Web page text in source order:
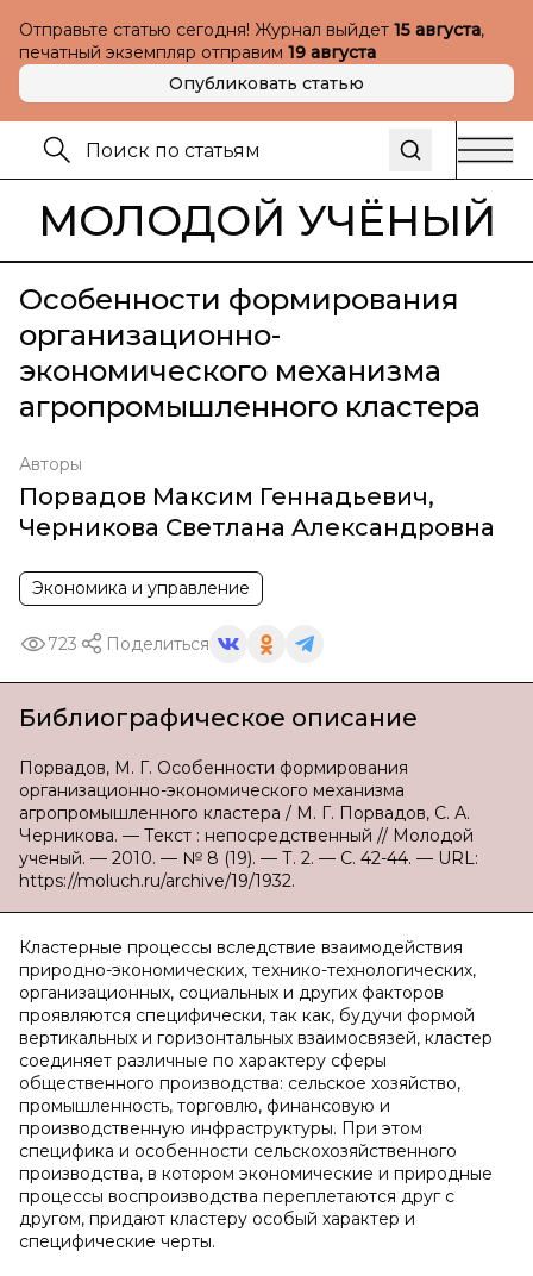
Отправьте статью сегодня! Журнал выйдет 15 августа,
печатный экземпляр отправим 19 августа
Опубликовать статью
МОЛОДОЙ УЧЁНЫЙ
Особенности формирования
организационно-
экономического механизма
агропромышленного кластера
Авторы
Порвадов Максим Геннадьевич,
Черникова Светлана Александровна
Экономика и управление
723 Поделиться
Библиографическое описание
Порвадов, М. Г. Особенности формирования
организационно-экономического механизма
агропромышленного кластера / М. Г. Порвадов, С. А.
Черникова. — Текст : непосредственный // Молодой
ученый. — 2010. — № 8 (19). — Т. 2. — С. 42-44. — URL:
https://moluch.ru/archive/19/1932.
Кластерные процессы вследствие взаимодействия
природно-экономических, технико-технологических,
организационных, социальных и других факторов
проявляются специфически, так как, будучи формой
вертикальных и горизонтальных взаимосвязей, кластер
соединяет различные по характеру сферы
общественного производства: сельское хозяйство,
промышленность, торговлю, финансовую и
производственную инфраструктуры. При этом
специфика и особенности сельскохозяйственного
производства, в котором экономические и природные
процессы воспроизводства переплетаются друг с
другом, придают кластеру особый характер и
специфические черты.